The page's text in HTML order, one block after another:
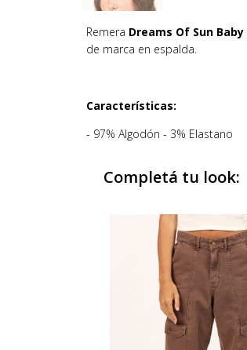
Remera Dreams Of Sun Baby
de marca en espalda.
Características:
- 97% Algodón - 3% Elastano
Completá tu look: